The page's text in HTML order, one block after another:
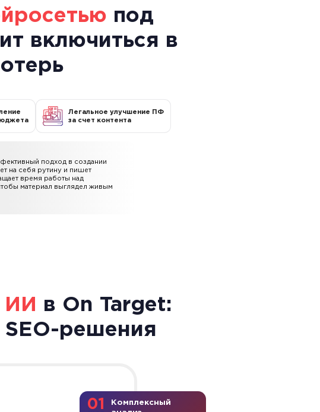
под
включиться в
Легальное улучшение ПФ
за счет контента
подход в создании
на себя рутину и пишет
время работы над
материал выглядел живым
ИИ
в On Target:
решения
01
Комплексный